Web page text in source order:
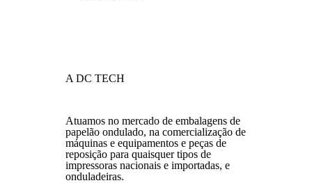
A DC TECH
Atuamos no mercado de embalagens de
papelão ondulado, na comercialização de
máquinas e equipamentos e peças de
reposição para quaisquer tipos de
impressoras nacionais e importadas, e
onduladeiras.